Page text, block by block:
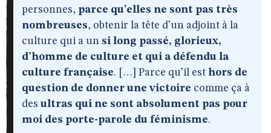
personnes, parce qu’elles ne sont pas très
nombreuses, obtenir la tête d’un adjoint à la
culture qui a un si long passé, glorieux,
d’homme de culture et qui a défendu la
culture française. […] Parce qu’il est hors de
question de donner une victoire comme ça à
desultras qui ne sont absolument pas pour
moi des porte-parole du féminisme.